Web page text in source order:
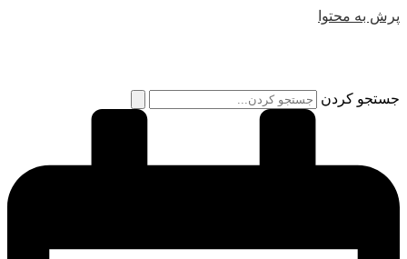
پرش به محتوا
جستجو کردن